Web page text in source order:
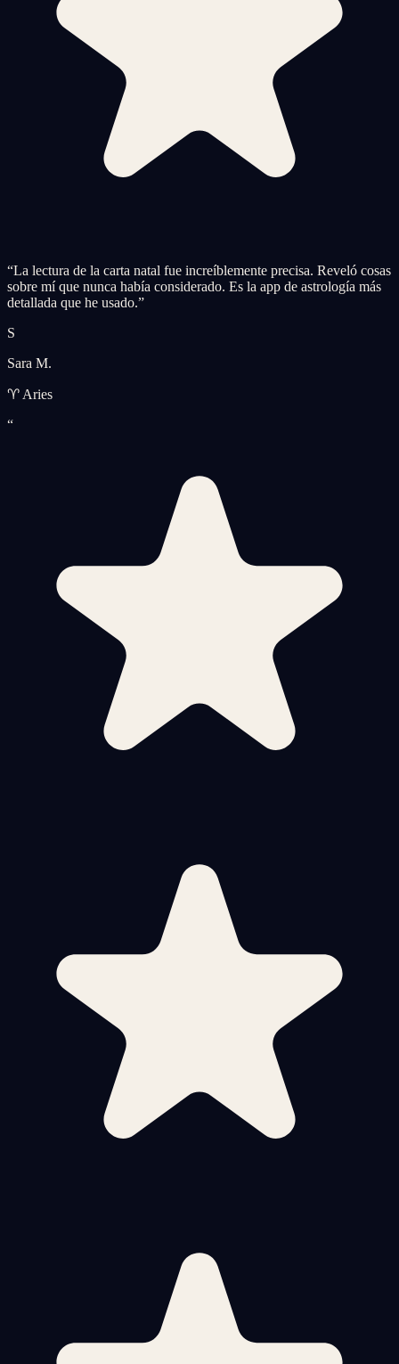
“La lectura de la carta natal fue increíblemente precisa. Reveló cosas
sobre mí que nunca había considerado. Es la app de astrología más
detallada que he usado.”
S
Sara M.
♈ Aries
“